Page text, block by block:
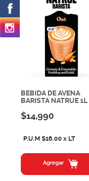
BEBIDA DE AVENA
BARISTA NATRUE 1L
$14,990
P.U.M $16.00 x LT
Agregar